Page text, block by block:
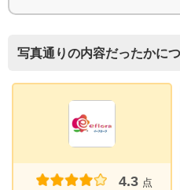
写真通りの内容だったかに
4.3 点